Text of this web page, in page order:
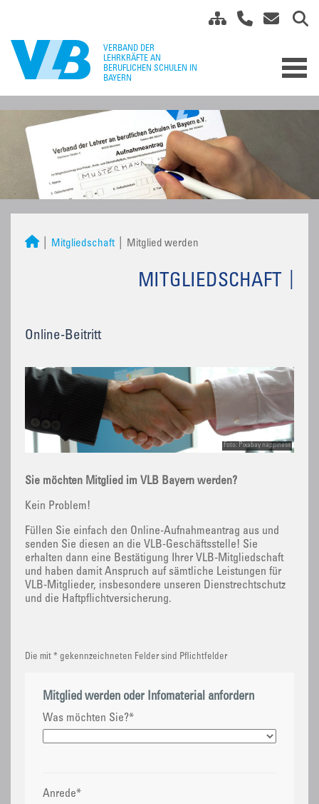
Mitgliedschaft Mitglied werden
MITGLIEDSCHAFT
Online-Beitritt
Foto: Pixabay nappiness
Sie möchten Mitglied im VLB Bayern werden?
Kein Problem!
Füllen Sie einfach den Online-Aufnahmeantrag aus und
senden Sie diesen an die VLB-Geschäftsstelle! Sie
erhalten dann eine Bestätigung Ihrer VLB-Mitgliedschaft
und haben damit Anspruch auf sämtliche Leistungen für
VLB-Mitglieder, insbesondere unseren Dienstrechtschutz
und die Haftpflichtversicherung.
Die mit * gekennzeichneten Felder sind Pflichtfelder
Mitglied werden oder Infomaterial anfordern
Was möchten Sie?*
Anrede*